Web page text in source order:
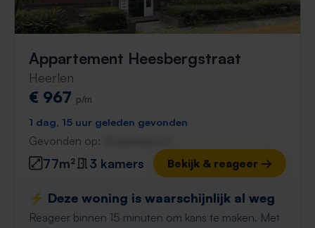
Appartement Heesbergstraat
Heerlen
€ 967 p/m
1 dag, 15 uur geleden gevonden
Gevonden op:
77m² 3 kamers Bekijk & reageer →
⚡️ Deze woning is waarschijnlijk al weg
Reageer binnen 15 minuten om kans te maken. Met